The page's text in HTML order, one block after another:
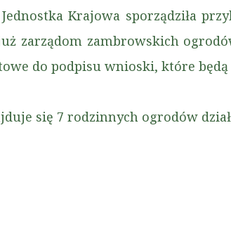
Krajowa sporządziła
już zarządom zambrowskich
do podpisu wnioski, które będą
się 7 rodzinnych ogrodów